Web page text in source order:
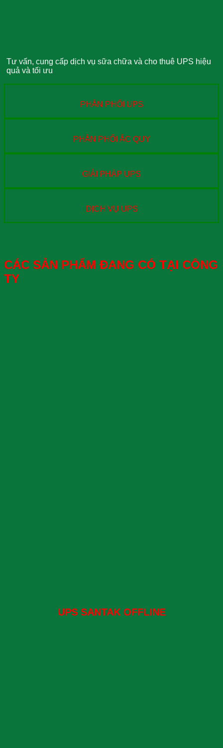
Tư vấn, cung cấp dịch vụ sữa chữa và cho thuê UPS hiệu
quả và tối ưu
PHÂN PHỐI UPS
PHÂN PHỐI ẮC QUY
GIẢI PHÁP UPS
DỊCH VỤ UPS
CÁC SẢN PHẨM ĐANG CÓ TẠI CÔNG
TY
UPS SANTAK OFFLINE